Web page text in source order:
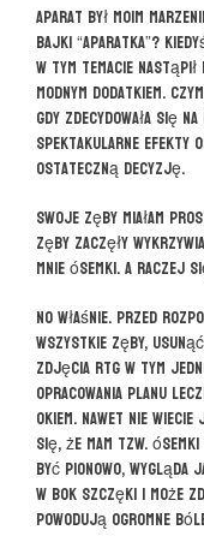
Aparat był moim
bajki “Aparatka”?
w tym temacie nastąpił
modnym dodatkiem.
gdy zdecydowała się
spektakularne efekty
ostateczną decyzję.
Swoje zęby miałam
zęby zaczęły
mnie ósemki. A raczej
No właśnie. Przed
wszystkie zęby,
zdjęcia RTG w tym
opracowania planu
okiem. Nawet nie
się, że mam tzw.
być pionowo, wygląda
w bok szczęki i może
powodują ogromne